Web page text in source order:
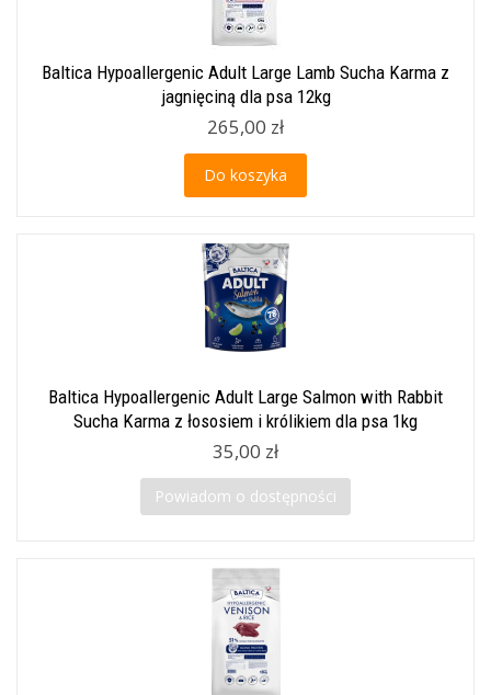
Baltica Hypoallergenic Adult Large Lamb Sucha Karma z
jagnięciną dla psa 12kg
265,00 zł
Do koszyka
Baltica Hypoallergenic Adult Large Salmon with Rabbit
Sucha Karma z łososiem i królikiem dla psa 1kg
35,00 zł
Powiadom o dostępności